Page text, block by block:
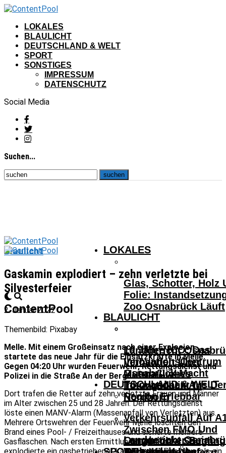
LOKALES
BLAULICHT
DEUTSCHLAND & WELT
SPORT
SONSTIGES
IMPRESSUM
DATENSCHUTZ
Social Media
Suchen...
ContentPool
LOKALES
Glas, Schotter, Holz
Folie:
Zoo Osnabrück Läuft
10 Jahre ICO: Das
InnovationsCentrum
Osnabrück Macht
Innovationen Aus
Region Erlebbar
Landgericht
BLAULICHT
Landgericht
Verhandelt Über
Mutmaßliches
Tötungsdelikt In
Nordhorn
Osnabrücker Beim
DEUTSCHLAND & WELT
Verkehrsunfall Auf
Zwischen FMO Und
Lengerich –
Blaulicht
Gaskamin explodiert – zehn verletzte bei
Silvesterfeier
2. Januar 2022
Themenbild: Pixabay
Melle. Mit einem Großeinsatz nach einer Explosion
startete das neue Jahr für die Einsatzkräfte in Melle.
Gegen 04:20 Uhr wurden Feuerwehr, Rettungsdienst und
Polizei in die Straße An der Berglust alarmiert.
Dort trafen die Retter auf zehn verletzte Frauen und Männer
im Alter zwischen 25 und 28 Jahren. Der Rettungsdienst
löste einen MANV-Alarm (Massenanfall von Verletzten) aus.
Mehrere Ortswehren der Feuerwehr Melle löschten den
Brand eines Pool- / Freizeithauses und sicherte mehrere
Gasflaschen. Nach ersten Ermittlungen der Polizei
explodierte ein gasbetriebener Kamin in dem Poolhaus, als ein